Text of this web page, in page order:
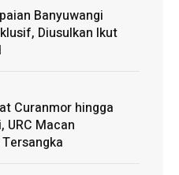
Banyuwangi
Diusulkan Ikut
Curanmor hingga
URC Macan